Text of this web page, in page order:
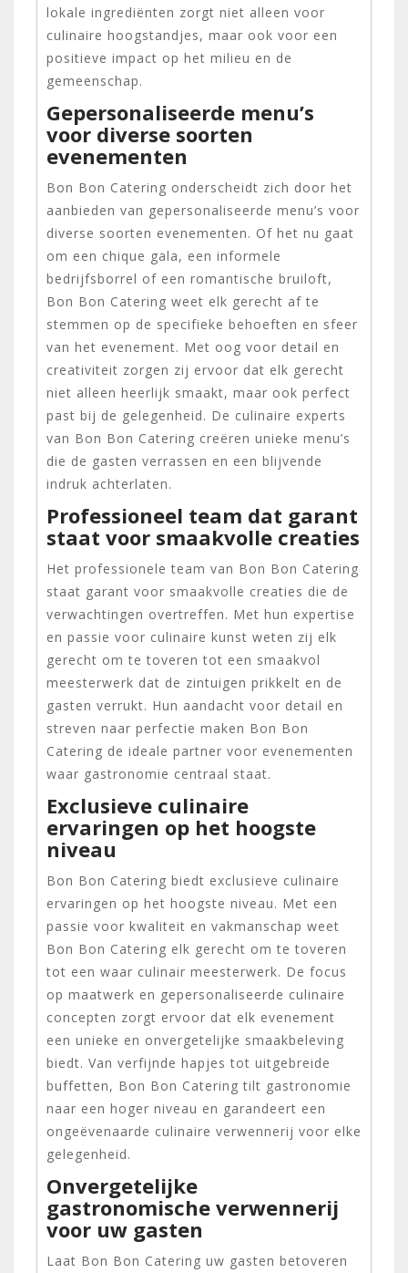
lokale ingrediënten zorgt niet alleen voor
culinaire hoogstandjes, maar ook voor een
positieve impact op het milieu en de
gemeenschap.
Gepersonaliseerde menu’s
voor diverse soorten
evenementen
Bon Bon Catering onderscheidt zich door het
aanbieden van gepersonaliseerde menu’s voor
diverse soorten evenementen. Of het nu gaat
om een chique gala, een informele
bedrijfsborrel of een romantische bruiloft,
Bon Bon Catering weet elk gerecht af te
stemmen op de specifieke behoeften en sfeer
van het evenement. Met oog voor detail en
creativiteit zorgen zij ervoor dat elk gerecht
niet alleen heerlijk smaakt, maar ook perfect
past bij de gelegenheid. De culinaire experts
van Bon Bon Catering creëren unieke menu’s
die de gasten verrassen en een blijvende
indruk achterlaten.
Professioneel team dat garant
staat voor smaakvolle creaties
Het professionele team van Bon Bon Catering
staat garant voor smaakvolle creaties die de
verwachtingen overtreffen. Met hun expertise
en passie voor culinaire kunst weten zij elk
gerecht om te toveren tot een smaakvol
meesterwerk dat de zintuigen prikkelt en de
gasten verrukt. Hun aandacht voor detail en
streven naar perfectie maken Bon Bon
Catering de ideale partner voor evenementen
waar gastronomie centraal staat.
Exclusieve culinaire
ervaringen op het hoogste
niveau
Bon Bon Catering biedt exclusieve culinaire
ervaringen op het hoogste niveau. Met een
passie voor kwaliteit en vakmanschap weet
Bon Bon Catering elk gerecht om te toveren
tot een waar culinair meesterwerk. De focus
op maatwerk en gepersonaliseerde culinaire
concepten zorgt ervoor dat elk evenement
een unieke en onvergetelijke smaakbeleving
biedt. Van verfijnde hapjes tot uitgebreide
buffetten, Bon Bon Catering tilt gastronomie
naar een hoger niveau en garandeert een
ongeëvenaarde culinaire verwennerij voor elke
gelegenheid.
Onvergetelijke
gastronomische verwennerij
voor uw gasten
Laat Bon Bon Catering uw gasten betoveren